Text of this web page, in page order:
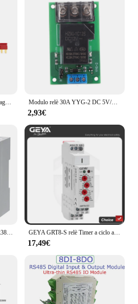
5 pz sottile morsettiera relè montaggio su guida Din 35mm TRS-1.5 HF41F 24V 6A presa a vite Base LED connettore modulo relè Plug-in Modulo relè 30A YYG-2 DC 5V/12V/24V modulo relè di isolamento optoaccoppiatore unidirezionale ad alta potenza
2,93€
Samwha-Dsp AVR-KT-XXA 3x380V + relè di protezione da sovracorrente e tensione tipo chiave nuetrale 63A,80A,100A GEYA GRT8-S relè Timer a ciclo asimmetrico SPDT 220V 16A AC/DC12V-240V relè elettronico di ripetizione
17,49€